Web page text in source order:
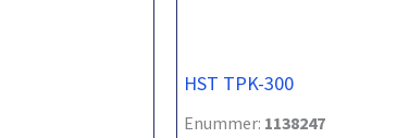
HST TPK-300
Enummer: 1138247